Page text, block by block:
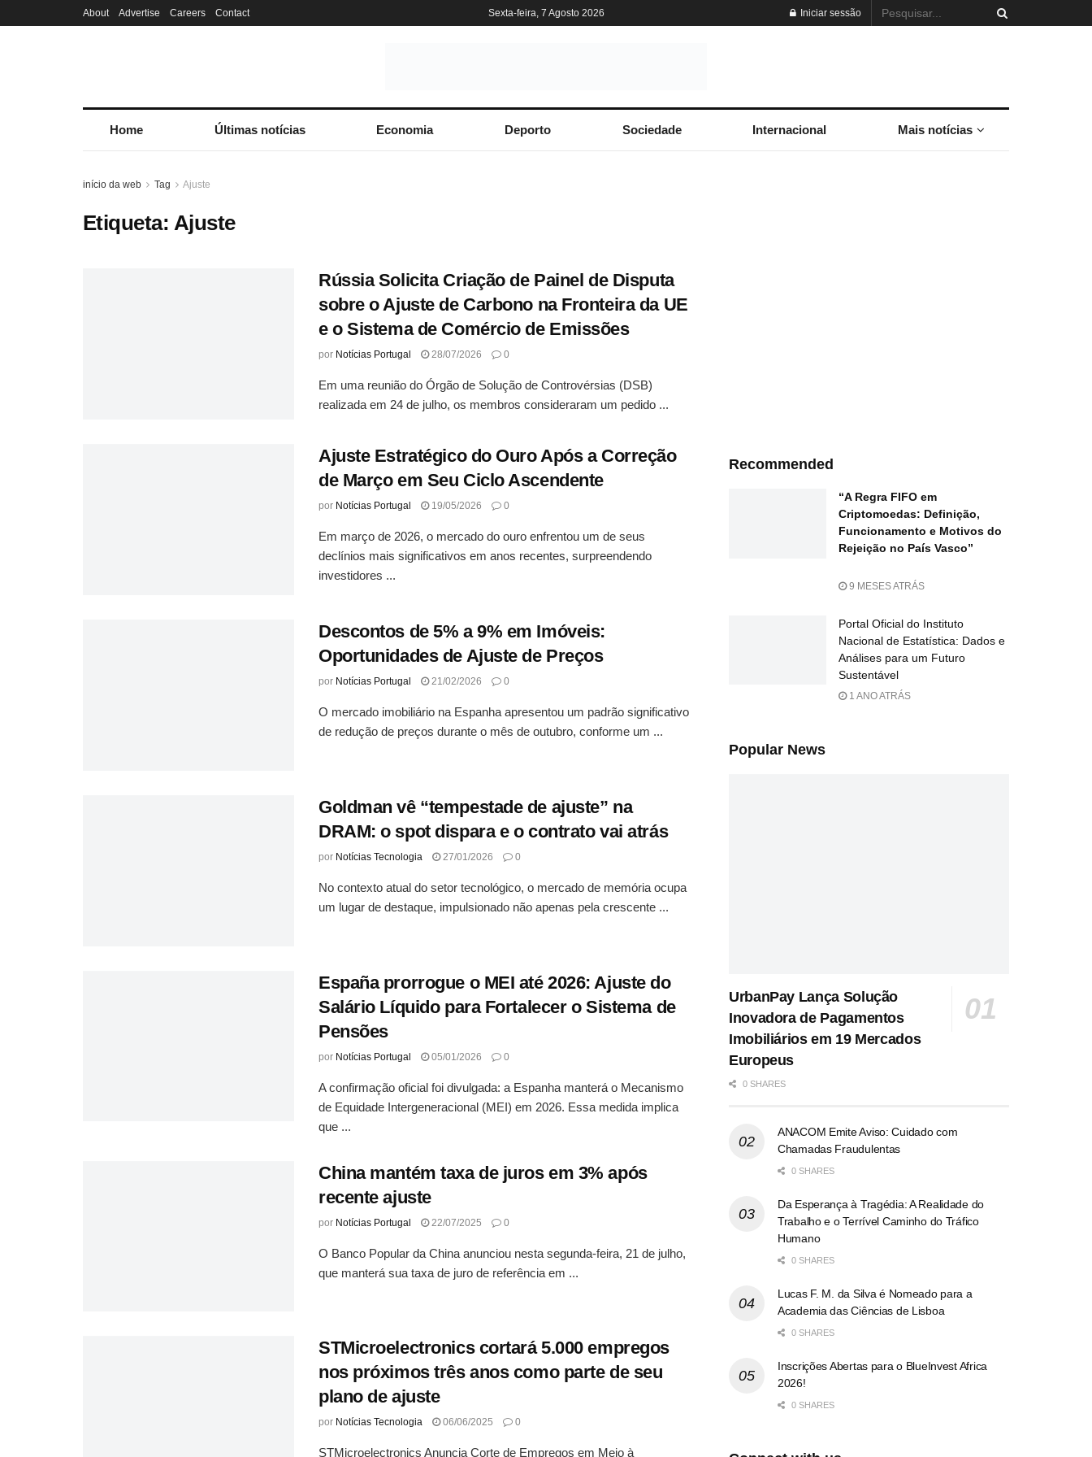
About Advertise Careers Contact Sexta-feira, 7 Agosto 2026 Iniciar sessão
Home Últimas notícias Economia Deporto Sociedade Internacional Mais notícias
início da web Tag Ajuste
Etiqueta: Ajuste
Rússia Solicita Criação de Painel de Disputa
sobre o Ajuste de Carbono na Fronteira da UE
e o Sistema de Comércio de Emissões
por Notícias Portugal 28/07/2026 0
Em uma reunião do Órgão de Solução de Controvérsias (DSB)
realizada em 24 de julho, os membros consideraram um pedido ...
Ajuste Estratégico do Ouro Após a Correção
de Março em Seu Ciclo Ascendente
por Notícias Portugal 19/05/2026 0
Em março de 2026, o mercado do ouro enfrentou um de seus
declínios mais significativos em anos recentes, surpreendendo
investidores ...
Descontos de 5% a 9% em Imóveis:
Oportunidades de Ajuste de Preços
por Notícias Portugal 21/02/2026 0
O mercado imobiliário na Espanha apresentou um padrão significativo
de redução de preços durante o mês de outubro, conforme um ...
Goldman vê “tempestade de ajuste” na
DRAM: o spot dispara e o contrato vai atrás
por Notícias Tecnologia 27/01/2026 0
No contexto atual do setor tecnológico, o mercado de memória ocupa
um lugar de destaque, impulsionado não apenas pela crescente ...
España prorrogue o MEI até 2026: Ajuste do
Salário Líquido para Fortalecer o Sistema de
Pensões
por Notícias Portugal 05/01/2026 0
A confirmação oficial foi divulgada: a Espanha manterá o Mecanismo
de Equidade Intergeneracional (MEI) em 2026. Essa medida implica
que ...
China mantém taxa de juros em 3% após
recente ajuste
por Notícias Portugal 22/07/2025 0
O Banco Popular da China anunciou nesta segunda-feira, 21 de julho,
que manterá sua taxa de juro de referência em ...
STMicroelectronics cortará 5.000 empregos
nos próximos três anos como parte de seu
plano de ajuste
por Notícias Tecnologia 06/06/2025 0
STMicroelectronics Anuncia Corte de Empregos em Meio à
Recommended
“A Regra FIFO em
Criptomoedas: Definição,
Funcionamento e Motivos do
Rejeição no País Vasco”
9 MESES ATRÁS
Portal Oficial do Instituto
Nacional de Estatística: Dados e
Análises para um Futuro
Sustentável
1 ANO ATRÁS
Popular News
UrbanPay Lança Solução
Inovadora de Pagamentos
Imobiliários em 19 Mercados
Europeus
0 SHARES
ANACOM Emite Aviso: Cuidado com
Chamadas Fraudulentas
0 SHARES
Da Esperança à Tragédia: A Realidade do
Trabalho e o Terrível Caminho do Tráfico
Humano
0 SHARES
Lucas F. M. da Silva é Nomeado para a
Academia das Ciências de Lisboa
0 SHARES
Inscrições Abertas para o BlueInvest Africa
2026!
0 SHARES